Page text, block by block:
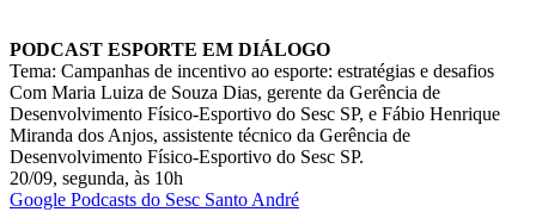
PODCAST ESPORTE EM DIÁLOGO
Tema: Campanhas de incentivo ao esporte: estratégias e desafios
Com Maria Luiza de Souza Dias, gerente da Gerência de
Desenvolvimento Físico-Esportivo do Sesc SP, e Fábio Henrique
Miranda dos Anjos, assistente técnico da Gerência de
Desenvolvimento Físico-Esportivo do Sesc SP.
20/09, segunda, às 10h
Google Podcasts do Sesc Santo André